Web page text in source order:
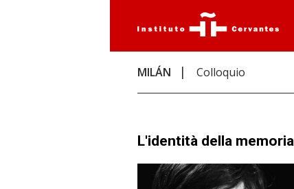
MILÁN Colloquio
L'identità della memoria